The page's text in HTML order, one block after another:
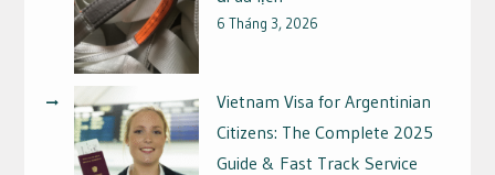
6 Tháng 3, 2026
Vietnam Visa for Argentinian
Citizens: The Complete 2025
Guide & Fast Track Service